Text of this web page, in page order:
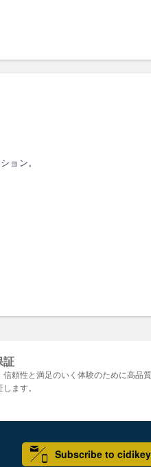
ョン。
証
信頼性と満足のいく体験のために高品
ます。
Subscribe to